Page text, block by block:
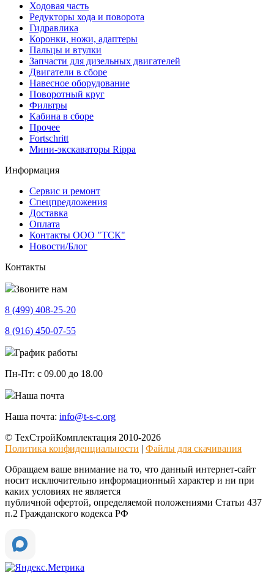
Ходовая часть
Редукторы хода и поворота
Гидравлика
Коронки, ножи, адаптеры
Пальцы и втулки
Запчасти для дизельных двигателей
Двигатели в сборе
Навесное оборудование
Поворотный круг
Фильтры
Кабина в сборе
Прочее
Fortschritt
Мини-экскаваторы Rippa
Информация
Сервис и ремонт
Спецпредложения
Доставка
Оплата
Контакты ООО "ТСК"
Новости/Блог
Контакты
Звоните нам
8 (499) 408-25-20
8 (916) 450-07-55
График работы
Пн-Пт: с 09.00 до 18.00
Наша почта
Наша почта: info@t-s-c.org
© ТехСтройКомплектация 2010-2026
Политика конфиденциальности
Файлы для скачивания
Обращаем ваше внимание на то, что данный интернет-сайт
носит исключительно информационный характер и ни при
каких условиях не является
публичной офертой, определяемой положениями Статьи 437
п.2 Гражданского кодекса РФ